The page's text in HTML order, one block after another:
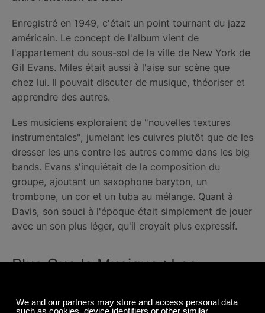
Enregistré en 1949, c'était un point tournant du jazz
américain. Le concept de l'album vient de
l'appartement du sous-sol de la ville de New York de
Gil Evans. Miles était aussi à l'aise sur scène que
chez lui. Il pouvait discuter de musique, théoriser et
apprendre des autres.
Les musiciens exploraient de "nouvelles textures
instrumentales", jumelant les cuivres plutôt que de les
dresser les uns contre les autres comme dans les big
bands. Evans s'inquiétait de la composition du
groupe, ajoutant un saxophone baryton, un
trombone, un cor et un tuba au mélange. Quant à
Davis, son souci à l'époque était simplement de jouer
avec un son plus léger, qu'il croyait plus expressif.
Plus Que la Musique : Les
Miles n'a commencé à dessiner et à peindre qu'au